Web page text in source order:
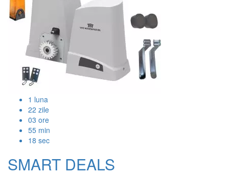
1 luna
22 zile
03 ore
55 min
17 sec
SMART DEALS